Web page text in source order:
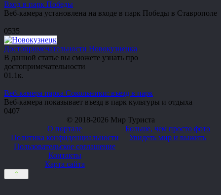
Вход в парк Победы
Веб-камера установлена на входе в парк Победы в Ставрополе
0535
Достопримечательности Новокузнецка
В данной статье вы сможете узнать про
достопримечательности
01.1к.
Веб-камера парка Сокольники: въезд в парк
Веб-камера показывает въезд в парк культуры и отдыха
0407
© 2018-2026 Мир Туриста
О портале
Политика конфиденциальности
Пользовательское соглашение
Контакты
Карта сайта
Больше, чем просто фото
Увидеть мир и выжить